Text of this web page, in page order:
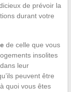
de prévoir la
durant votre
de celle que vous
insolites
leur
peuvent être
quoi vous êtes